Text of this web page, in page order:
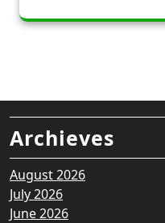
Archieves
August 2026
July 2026
June 2026